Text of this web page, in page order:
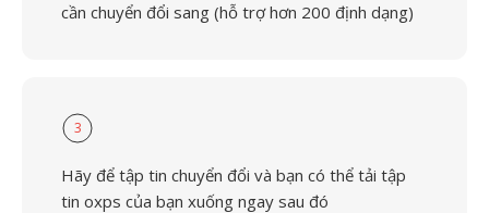
cần chuyển đổi sang (hỗ trợ hơn 200 định dạng)
3
Hãy để tập tin chuyển đổi và bạn có thể tải tập
tin oxps của bạn xuống ngay sau đó